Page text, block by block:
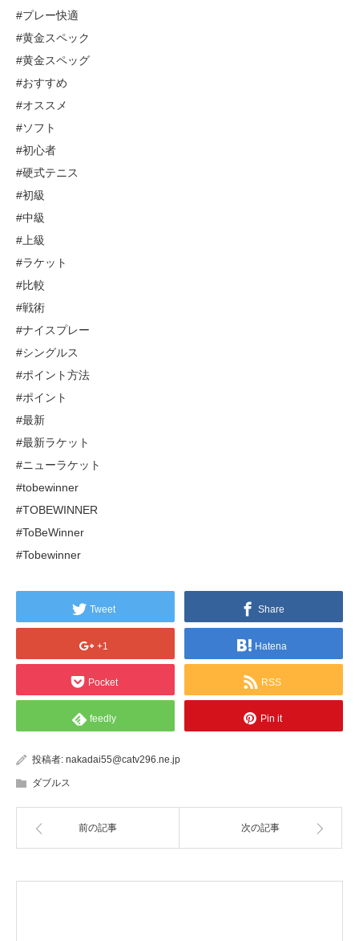
#プレー快適
#黄金スペック
#黄金スペッグ
#おすすめ
#オススメ
#ソフト
#初心者
#硬式テニス
#初級
#中級
#上級
#ラケット
#比較
#戦術
#ナイスプレー
#シングルス
#ポイント方法
#ポイント
#最新
#最新ラケット
#ニューラケット
#tobewinner
#TOBEWINNER
#ToBeWinner
#Tobewinner
Tweet Share
+1 Hatena
Pocket RSS
feedly Pin it
投稿者: nakadai55@catv296.ne.jp
ダブルス
前の記事 次の記事